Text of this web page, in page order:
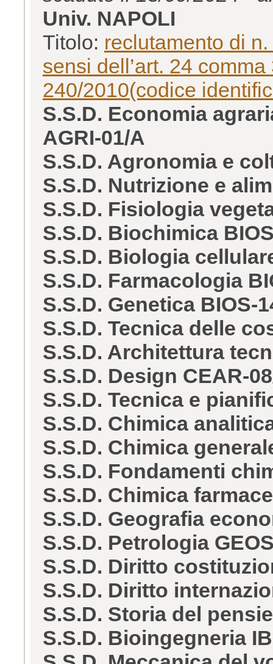
Univ. NAPOLI
Titolo: reclutamento di
sensi dell’art. 24
240/2010(codice
S.S.D. Economia
AGRI-01/A
S.S.D. Agronomia e
S.S.D. Nutrizione e
S.S.D. Fisiologia
S.S.D. Biochimica
S.S.D. Biologia
S.S.D. Farmacologia
S.S.D. Genetica BIOS-
S.S.D. Tecnica delle
S.S.D. Architettura
S.S.D. Design CEAR-
S.S.D. Tecnica e
S.S.D. Chimica
S.S.D. Chimica
S.S.D. Fondamenti
S.S.D. Chimica
S.S.D. Geografia
S.S.D. Petrologia
S.S.D. Diritto
S.S.D. Diritto
S.S.D. Storia del
S.S.D. Bioingegneria